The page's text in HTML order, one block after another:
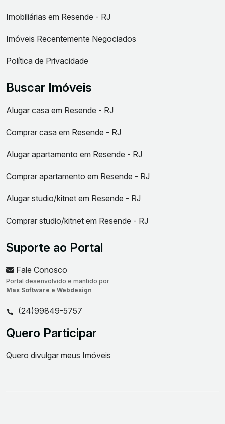
Imobiliárias em Resende - RJ
Imóveis Recentemente Negociados
Política de Privacidade
Buscar Imóveis
Alugar casa em Resende - RJ
Comprar casa em Resende - RJ
Alugar apartamento em Resende - RJ
Comprar apartamento em Resende - RJ
Alugar studio/kitnet em Resende - RJ
Comprar studio/kitnet em Resende - RJ
Suporte ao Portal
Fale Conosco
Portal desenvolvido e mantido por
Max Software e Webdesign
(24)99849-5757
Quero Participar
Quero divulgar meus Imóveis